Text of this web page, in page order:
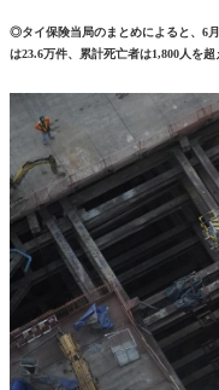
◎タイ保険当局のまとめによると、6
は23.6万件、累計死亡者は1,800人を超